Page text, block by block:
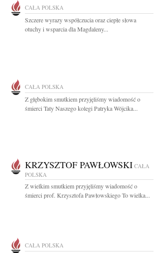
CAŁA POLSKA
Szczere wyrazy współczucia oraz ciepłe słowa
otuchy i wsparcia dla Magdaleny...
CAŁA POLSKA
Z głębokim smutkiem przyjęliśmy wiadomość o
śmierci Taty Naszego kolegi Patryka Wójcika...
KRZYSZTOF PAWŁOWSKI CAŁA
POLSKA
Z wielkim smutkiem przyjęliśmy wiadomość o
śmierci prof. Krzysztofa Pawłowskiego To wielka...
CAŁA POLSKA